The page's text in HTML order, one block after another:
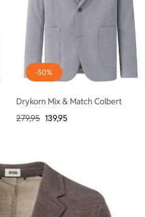
-50%
Drykorn Mix & Match Colbert
279,95 139,95